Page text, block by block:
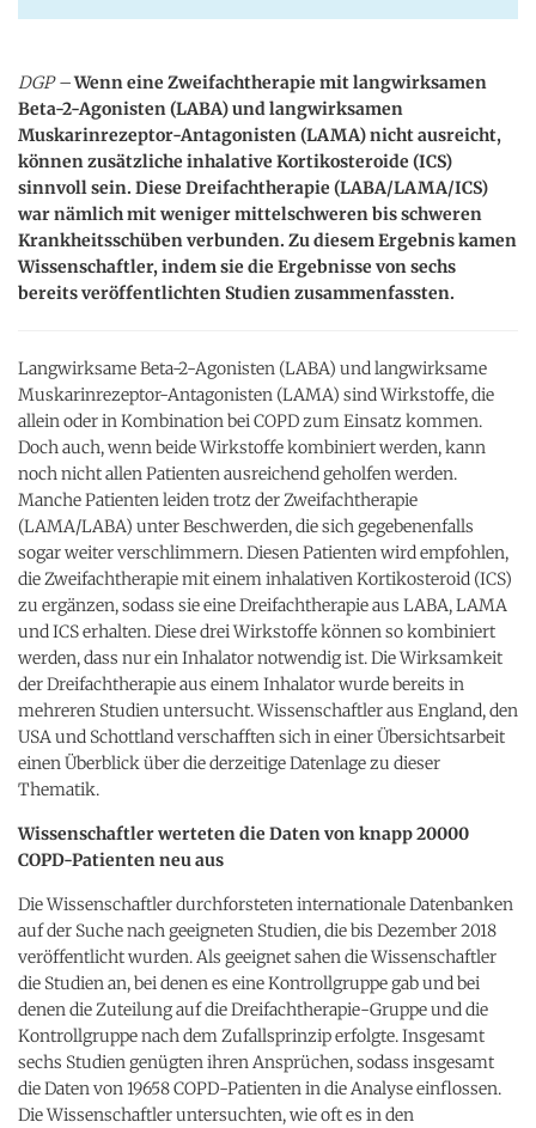
DGP –Wenn eine Zweifachtherapie mit langwirksamen
Beta-2-Agonisten (LABA) und langwirksamen
Muskarinrezeptor-Antagonisten (LAMA) nicht ausreicht,
können zusätzliche inhalative Kortikosteroide (ICS)
sinnvoll sein. Diese Dreifachtherapie (LABA/LAMA/ICS)
war nämlich mit weniger mittelschweren bis schweren
Krankheitsschüben verbunden. Zu diesem Ergebnis kamen
Wissenschaftler, indem sie die Ergebnisse von sechs
bereits veröffentlichten Studien zusammenfassten.
Langwirksame Beta-2-Agonisten (LABA) und langwirksame
Muskarinrezeptor-Antagonisten (LAMA) sind Wirkstoffe, die
allein oder in Kombination bei COPD zum Einsatz kommen.
Doch auch, wenn beide Wirkstoffe kombiniert werden, kann
noch nicht allen Patienten ausreichend geholfen werden.
Manche Patienten leiden trotz der Zweifachtherapie
(LAMA/LABA) unter Beschwerden, die sich gegebenenfalls
sogar weiter verschlimmern. Diesen Patienten wird empfohlen,
die Zweifachtherapie mit einem inhalativen Kortikosteroid (ICS)
zu ergänzen, sodass sie eine Dreifachtherapie aus LABA, LAMA
und ICS erhalten. Diese drei Wirkstoffe können so kombiniert
werden, dass nur ein Inhalator notwendig ist. Die Wirksamkeit
der Dreifachtherapie aus einem Inhalator wurde bereits in
mehreren Studien untersucht. Wissenschaftler aus England, den
USA und Schottland verschafften sich in einer Übersichtsarbeit
einen Überblick über die derzeitige Datenlage zu dieser
Thematik.
Wissenschaftler werteten die Daten von knapp 20000
COPD-Patienten neu aus
Die Wissenschaftler durchforsteten internationale Datenbanken
auf der Suche nach geeigneten Studien, die bis Dezember 2018
veröffentlicht wurden. Als geeignet sahen die Wissenschaftler
die Studien an, bei denen es eine Kontrollgruppe gab und bei
denen die Zuteilung auf die Dreifachtherapie-Gruppe und die
Kontrollgruppe nach dem Zufallsprinzip erfolgte. Insgesamt
sechs Studien genügten ihren Ansprüchen, sodass insgesamt
die Daten von 19658 COPD-Patienten in die Analyse einflossen.
Die Wissenschaftler untersuchten, wie oft es in den